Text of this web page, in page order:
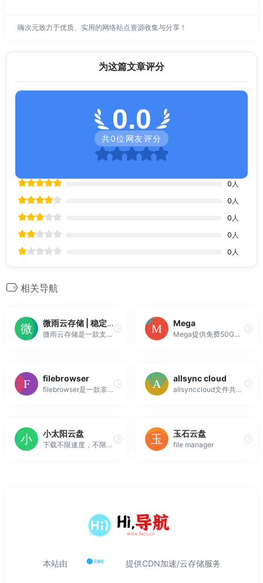
嗨次元致力于优质、实用的网络站点资源收集与分享！
为这篇文章评分
0.0
共0位网友评分
0 人
0 人
0 人
0 人
0 人
相关导航
微雨云存储 | 稳定可靠的文件存储分享平台
微雨云存储是一款支持API接口、离线下载的免费网盘,是和百度云,微云同一类型的免费网盘,提供免费网络存储空间服务。使用微雨云您可以免费自由存储、共享、不限速下载各类文件,文件安全加密,无限存储。
Mega
Mega提供免费50G空间，不限速，支持云端加密
filebrowser
filebrowser是一款非常优秀的文件管理工具，并且是跨平台。安装也非常简单，安装后就可以使用，同样使用也非常的简单。
allsync cloud
allsynccloud文件共享、内容协作、备份解决方案
小太阳云盘
下载不限速度，不限流量，不限次数，免登录下载！
玉石云盘
file manager
本站由 提供CDN加速/云存储服务